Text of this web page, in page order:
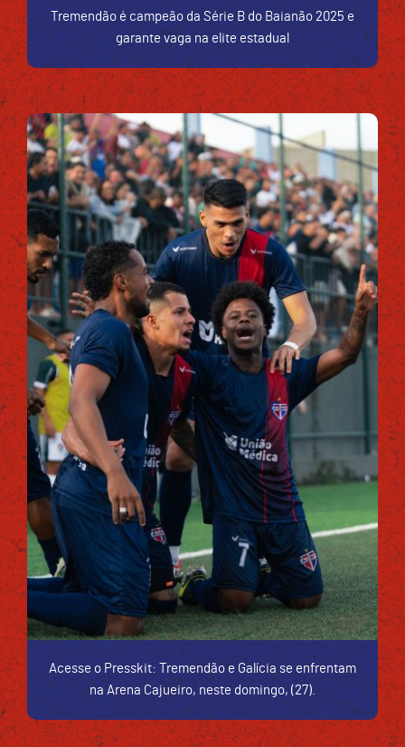
Tremendão é campeão da Série B do Baianão 2025 e
garante vaga na elite estadual
Acesse o Presskit: Tremendão e Galícia se enfrentam
na Arena Cajueiro, neste domingo, (27).